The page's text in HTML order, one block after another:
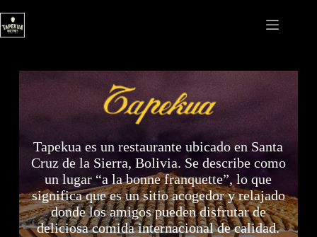
al
contenido
Tapekua es un restaurante ubicado en Santa
Cruz de la Sierra, Bolivia. Se describe como
un lugar “a la bonne franquette”, lo que
significa que es un sitio acogedor y relajado
donde los amigos pueden disfrutar de
deliciosa comida internacional de calidad.